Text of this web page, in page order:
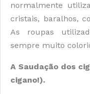
normalmente
cristais, baralhos,
As roupas
sempre muito
A Saudação dos
cigano!).